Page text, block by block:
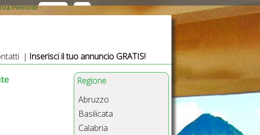
Piemonte
| Inserisci il tuo annuncio GRATIS!
Regione
Abruzzo
Basilicata
Calabria